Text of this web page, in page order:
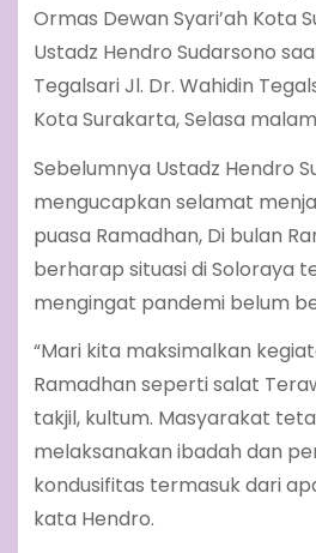
Ormas Dewan Syari’ah Kota
Ustadz Hendro Sudarsono
Tegalsari Jl. Dr. Wahidin
Kota Surakarta, Selasa
Sebelumnya Ustadz Hendro
mengucapkan selamat
puasa Ramadhan, Di bulan
berharap situasi di Soloraya
mengingat pandemi belum
“Mari kita maksimalkan
Ramadhan seperti salat
takjil, kultum. Masyarakat
melaksanakan ibadah dan
kondusifitas termasuk dari
kata Hendro.